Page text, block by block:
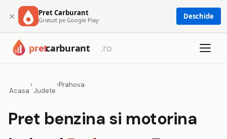
× Pret Carburant
Gratuit pe Google Play Deschide
Acasa
›
Judete
›Prahova
Pret benzina si motorina